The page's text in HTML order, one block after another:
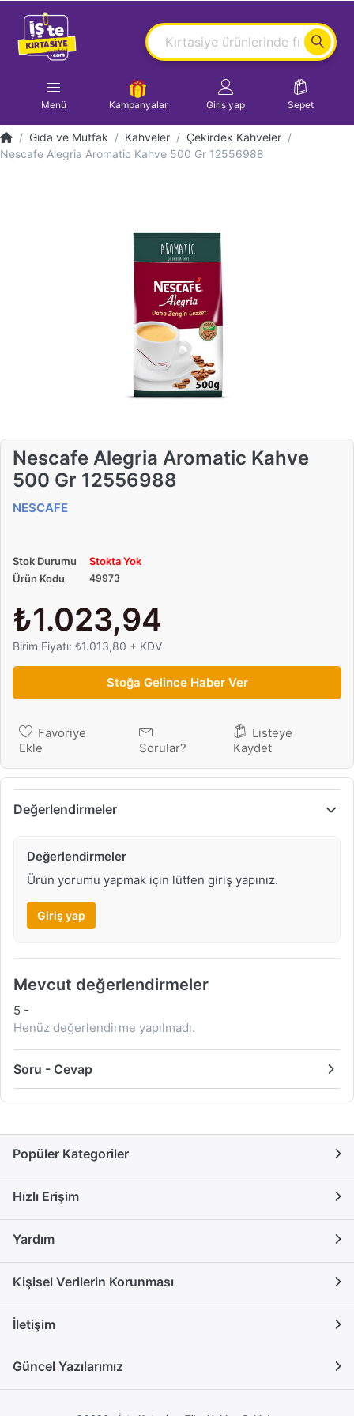
Menü Kampanyalar Giriş yap Sepet
Gıda ve Mutfak Kahveler
Çekirdek Kahveler
Nescafe Alegria Aromatic Kahve 500 Gr 12556988
Nescafe Alegria Aromatic Kahve
500 Gr 12556988
NESCAFE
Stok Durumu
Stokta Yok
Ürün Kodu
49973
₺1.023,94
Birim Fiyatı: ₺1.013,80 + KDV
Stoğa Gelince Haber Ver
Favoriye
Ekle
Sorular?
Listeye
Kaydet
Değerlendirmeler
Değerlendirmeler
Ürün yorumu yapmak için lütfen giriş yapınız.
Giriş yap
Mevcut değerlendirmeler
5 -
Henüz değerlendirme yapılmadı.
Soru - Cevap
Popüler Kategoriler
Hızlı Erişim
Yardım
Kişisel Verilerin Korunması
İletişim
Güncel Yazılarımız